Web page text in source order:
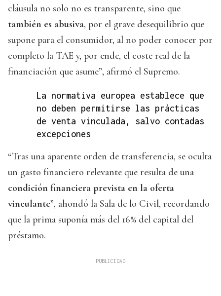
cláusula no solo no es transparente, sino que
también es abusiva, por el grave desequilibrio que
supone para el consumidor, al no poder conocer por
completo la TAE y, por ende, el coste real de la
financiación que asume”, afirmó el Supremo.
La normativa europea establece que
no deben permitirse las prácticas
de venta vinculada, salvo contadas
excepciones
“Tras una aparente orden de transferencia, se oculta
un gasto financiero relevante que resulta de una
condición financiera prevista en la oferta
vinculante”, ahondó la Sala de lo Civil, recordando
que la prima suponía más del 16% del capital del
préstamo.